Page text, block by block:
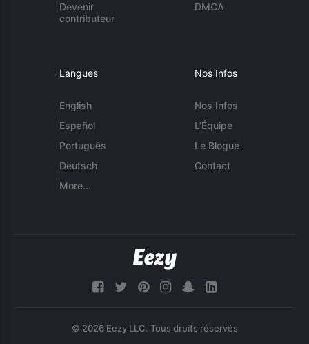
Devenir
contributeur
DMCA
Langues
English
Español
Português
Deutsch
More...
Nos Infos
Nos Infos
L'Équipe
Le Blogue
Contact
© 2026 Eezy LLC. Tous droits réservés